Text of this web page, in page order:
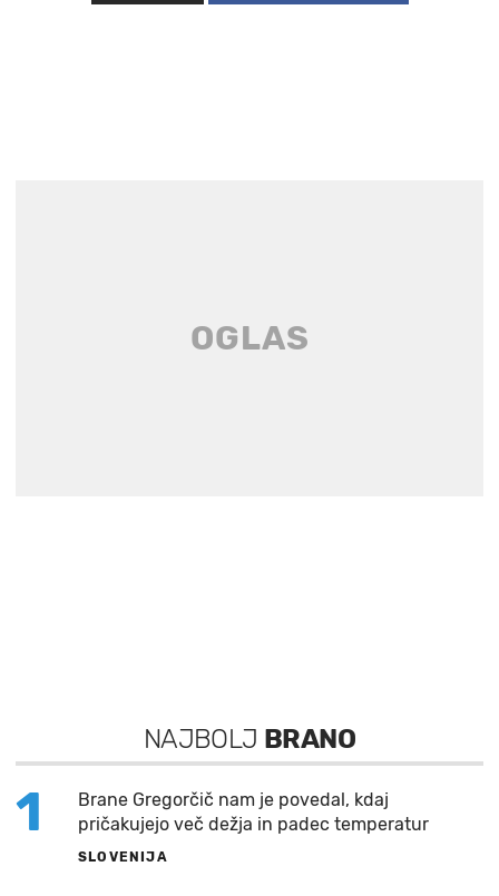
NAJBOLJ BRANO
1
Brane Gregorčič nam je povedal, kdaj
pričakujejo več dežja in padec temperatur
SLOVENIJA